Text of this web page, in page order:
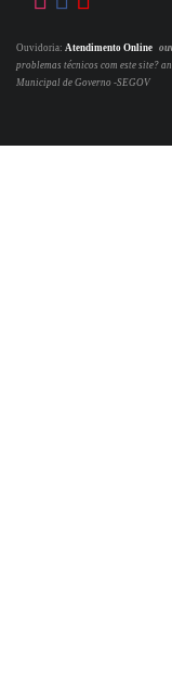
Ouvidoria: Atendimento Online
problemas técnicos com este site?
Municipal de Governo -SEGOV